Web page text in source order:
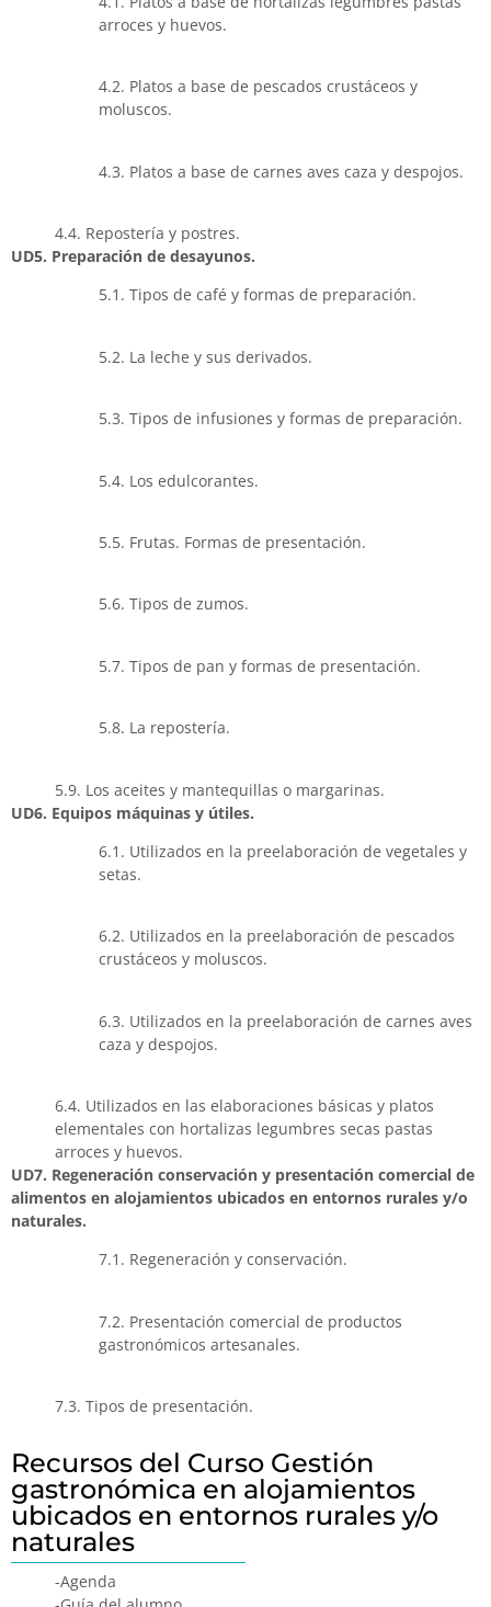
arroces y huevos.
4.2. Platos a base de pescados crustáceos y
moluscos.
4.3. Platos a base de carnes aves caza y despojos.
4.4. Repostería y postres.
UD5. Preparación de desayunos.
5.1. Tipos de café y formas de preparación.
5.2. La leche y sus derivados.
5.3. Tipos de infusiones y formas de preparación.
5.4. Los edulcorantes.
5.5. Frutas. Formas de presentación.
5.6. Tipos de zumos.
5.7. Tipos de pan y formas de presentación.
5.8. La repostería.
5.9. Los aceites y mantequillas o margarinas.
UD6. Equipos máquinas y útiles.
6.1. Utilizados en la preelaboración de vegetales y
setas.
6.2. Utilizados en la preelaboración de pescados
crustáceos y moluscos.
6.3. Utilizados en la preelaboración de carnes aves
caza y despojos.
6.4. Utilizados en las elaboraciones básicas y platos
elementales con hortalizas legumbres secas pastas
arroces y huevos.
UD7. Regeneración conservación y presentación comercial de
alimentos en alojamientos ubicados en entornos rurales y/o
naturales.
7.1. Regeneración y conservación.
7.2. Presentación comercial de productos
gastronómicos artesanales.
7.3. Tipos de presentación.
Recursos del Curso Gestión
gastronómica en alojamientos
ubicados en entornos rurales y/o
naturales
-Agenda